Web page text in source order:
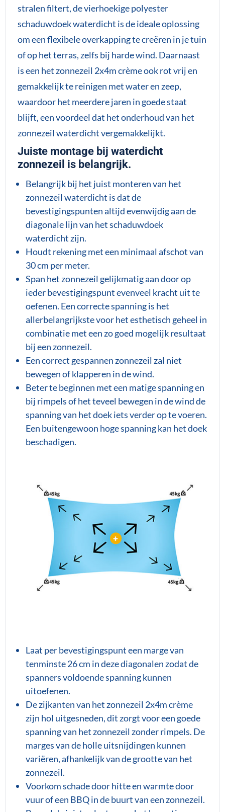
stralen filtert, de vierhoekige polyester
schaduwdoek waterdicht is de ideale oplossing
om een flexibele overkapping te creëren in je tuin
of op het terras, zelfs bij harde wind. Daarnaast
is een het zonnezeil 2x4m crème ook rot vrij en
gemakkelijk te reinigen met water en zeep,
waardoor het meerdere jaren in goede staat
blijft, een voordeel dat het onderhoud van het
zonnezeil waterdicht vergemakkelijkt.
Juiste montage bij waterdicht
zonnezeil is belangrijk.
Belangrijk bij het juist monteren van het
zonnezeil waterdicht is dat de
bevestigingspunten altijd evenwijdig aan de
diagonale lijn van het schaduwdoek
waterdicht zijn.
Houdt rekening met een minimaal afschot van
30 cm per meter.
Span het zonnezeil gelijkmatig aan door op
ieder bevestigingspunt evenveel kracht uit te
oefenen. Een correcte spanning is het
allerbelangrijkste voor het esthetisch geheel in
combinatie met een zo goed mogelijk resultaat
bij een zonnezeil.
Een correct gespannen zonnezeil zal niet
bewegen of klapperen in de wind.
Beter te beginnen met een matige spanning en
bij rimpels of het teveel bewegen in de wind de
spanning van het doek iets verder op te voeren.
Een buitengewoon hoge spanning kan het doek
beschadigen.
Laat per bevestigingspunt een marge van
tenminste 26 cm in deze diagonalen zodat de
spanners voldoende spanning kunnen
uitoefenen.
De zijkanten van het zonnezeil 2x4m crème
zijn hol uitgesneden, dit zorgt voor een goede
spanning van het zonnezeil zonder rimpels. De
marges van de holle uitsnijdingen kunnen
variëren, afhankelijk van de grootte van het
zonnezeil.
Voorkom schade door hitte en warmte door
vuur of een BBQ in de buurt van een zonnezeil.